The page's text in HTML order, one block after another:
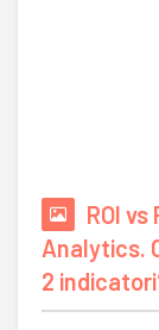
ROI
Analytics.
2